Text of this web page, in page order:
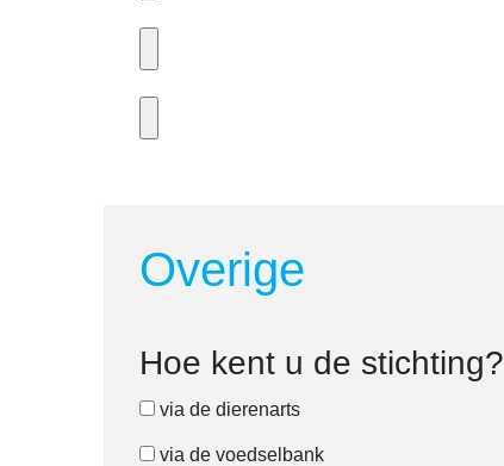
Overige
Hoe kent u de stichting?
via de dierenarts
via de voedselbank